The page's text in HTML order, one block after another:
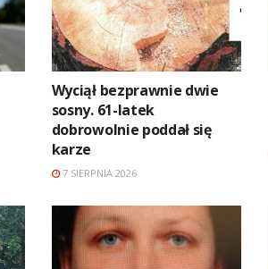
Wyciął bezprawnie dwie
sosny. 61-latek
dobrowolnie poddał się
karze
7 SIERPNIA 2026